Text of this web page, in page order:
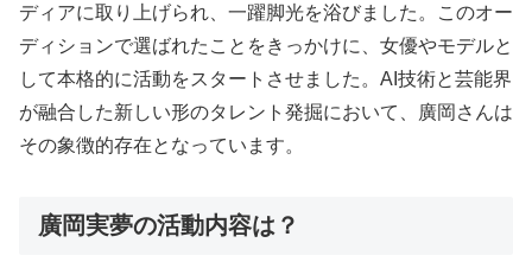
ディアに取り上げられ、一躍脚光を浴びました。このオー
ディションで選ばれたことをきっかけに、女優やモデルと
して本格的に活動をスタートさせました。AI技術と芸能界
が融合した新しい形のタレント発掘において、廣岡さんは
その象徴的存在となっています。
廣岡実夢の活動内容は？